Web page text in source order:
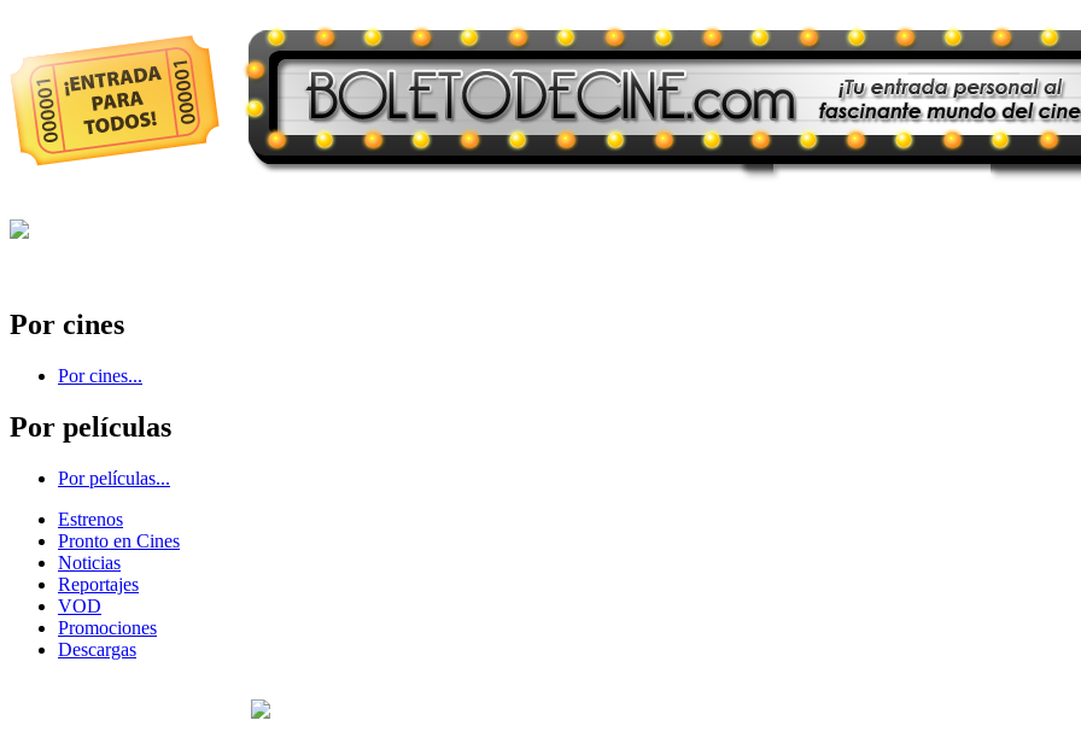
Por cines
Por cines...
Por películas
Por películas...
Estrenos
Pronto en Cines
Noticias
Reportajes
VOD
Promociones
Descargas